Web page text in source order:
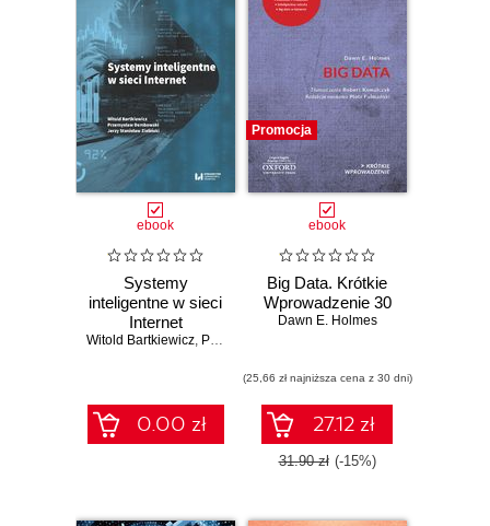
Łódzkiego.
Autorami
publikowanych
prac są przede
wszystkim
pracownicy
naukowi uczelni,
ale również
wybitni znawcy
przedmiotu z
innych ośrodków
w kraju i za
publikacji
skupiona jest
wokół
podstawowych
uniwersyteckich i
ebook
Systemy
inteligentne w sieci
Internet
Witold Bartkiewicz, Przemysław Dembowski
0.00 zł
Promocja
ebook
Big Data. Krótkie
Wprowadzenie 30
Dawn E. Holmes
(25,66 zł najniższa cena z 30 dni)
27.12 zł
31.90 zł (-15%)